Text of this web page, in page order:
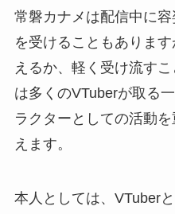
常磐カナメは配信中に
を受けることもありま
えるか、軽く受け流す
は多くのVTuberが取る
ラクターとしての活動
えます。
本人としては、VTuber